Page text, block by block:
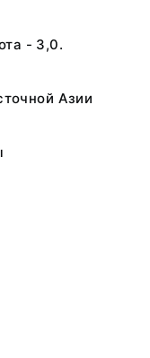
- 3,0.
Азии